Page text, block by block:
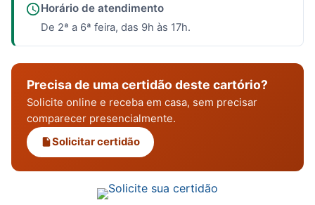
Horário de atendimento
De 2ª a 6ª feira, das 9h às 17h.
Precisa de uma certidão deste cartório?
Solicite online e receba em casa, sem precisar
comparecer presencialmente.
Solicitar certidão